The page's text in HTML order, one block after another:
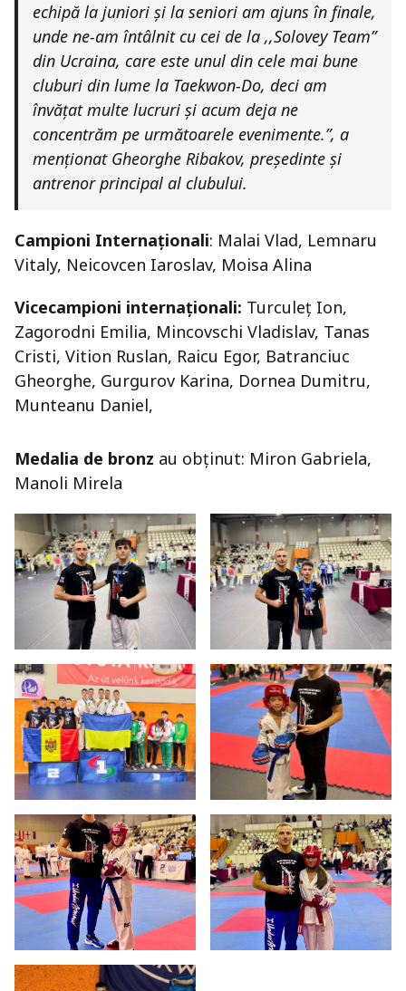
echipă la juniori și la seniori am ajuns în finale,
unde ne-am întâlnit cu cei de la ,,Solovey Team”
din Ucraina, care este unul din cele mai bune
cluburi din lume la Taekwon-Do, deci am
învățat multe lucruri și acum deja ne
concentrăm pe următoarele evenimente.”, a
menționat Gheorghe Ribakov, președinte și
antrenor principal al clubului.
Campioni Internaționali: Malai Vlad, Lemnaru
Vitaly, Neicovcen Iaroslav, Moisa Alina
Vicecampioni internaționali: Turculeț Ion,
Zagorodni Emilia, Mincovschi Vladislav, Tanas
Cristi, Vition Ruslan, Raicu Egor, Batranciuc
Gheorghe, Gurgurov Karina, Dornea Dumitru,
Munteanu Daniel,
Medalia de bronz au obținut: Miron Gabriela,
Manoli Mirela